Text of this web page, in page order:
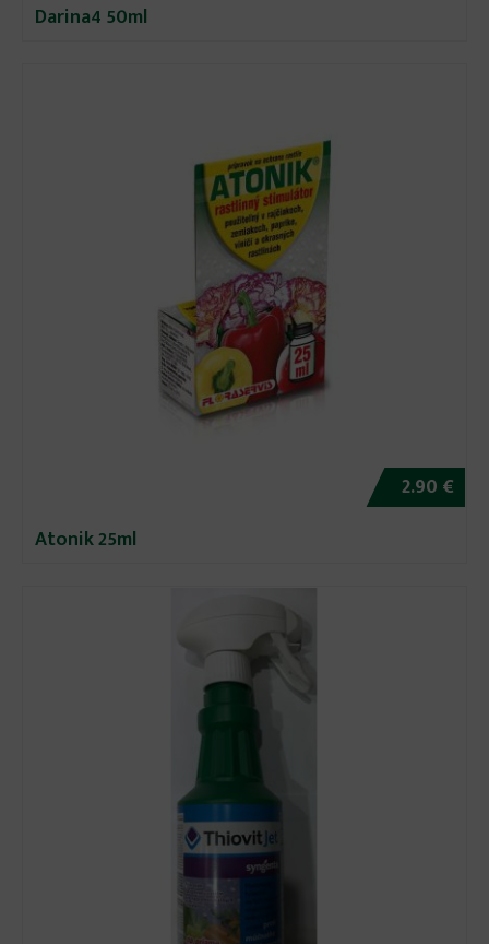
Darina4 50ml
2.90 €
Atonik 25ml